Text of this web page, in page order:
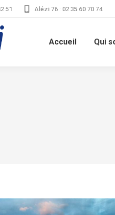
51 Alézi 76 : 02 35 60 70 74
Accueil Qui